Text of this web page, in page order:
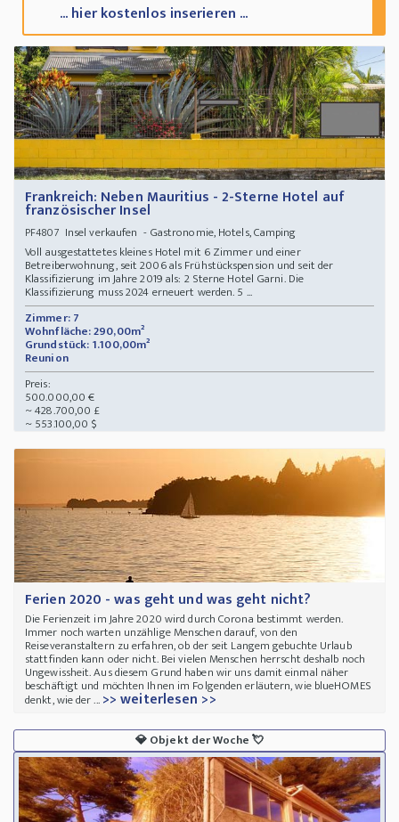
... hier kostenlos inserieren ...
Frankreich: Neben Mauritius - 2-Sterne Hotel auf
französischer Insel
PF4807 Insel verkaufen - Gastronomie, Hotels, Camping
Voll ausgestattetes kleines Hotel mit 6 Zimmer und einer
Betreiberwohnung, seit 2006 als Frühstückspension und seit der
Klassifizierung im Jahre 2019 als: 2 Sterne Hotel Garni. Die
Klassifizierung muss 2024 erneuert werden. 5 ...
Zimmer: 7
Wohnfläche: 290,00m²
Grundstück: 1.100,00m²
Reunion
Preis:
500.000,00 €
~ 428.700,00 £
~ 553.100,00 $
Ferien 2020 - was geht und was geht nicht?
Die Ferienzeit im Jahre 2020 wird durch Corona bestimmt werden.
Immer noch warten unzählige Menschen darauf, von den
Reiseveranstaltern zu erfahren, ob der seit Langem gebuchte Urlaub
stattfinden kann oder nicht. Bei vielen Menschen herrscht deshalb noch
Ungewissheit. Aus diesem Grund haben wir uns damit einmal näher
beschäftigt und möchten Ihnen im Folgenden erläutern, wie blueHOMES
denkt, wie der ...>> weiterlesen >>
💎Objekt der Woche💘